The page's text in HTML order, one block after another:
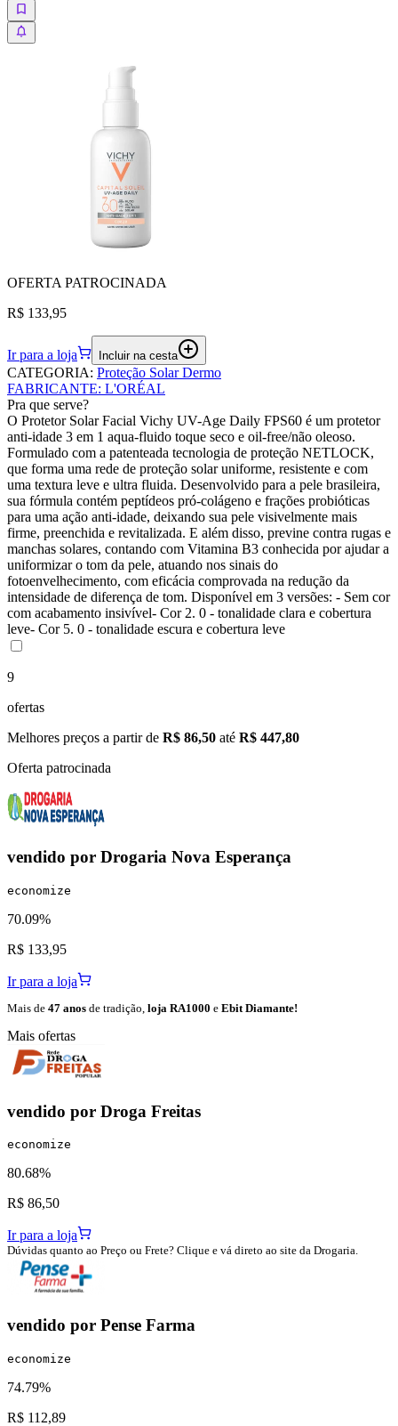
OFERTA PATROCINADA
R$ 133,95
Ir para a loja Incluir na cesta
CATEGORIA: Proteção Solar Dermo
FABRICANTE: L'ORÉAL
Pra que serve?
O Protetor Solar Facial Vichy UV-Age Daily FPS60 é um protetor
anti-idade 3 em 1 aqua-fluido toque seco e oil-free/não oleoso.
Formulado com a patenteada tecnologia de proteção NETLOCK,
que forma uma rede de proteção solar uniforme, resistente e com
uma textura leve e ultra fluida. Desenvolvido para a pele brasileira,
sua fórmula contém peptídeos pró-colágeno e frações probióticas
para uma ação anti-idade, deixando sua pele visivelmente mais
firme, preenchida e revitalizada. E além disso, previne contra rugas e
manchas solares, contando com Vitamina B3 conhecida por ajudar a
uniformizar o tom da pele, atuando nos sinais do
fotoenvelhecimento, com eficácia comprovada na redução da
intensidade de diferença de tom. Disponível em 3 versões: - Sem cor
com acabamento insivível- Cor 2. 0 - tonalidade clara e cobertura
leve- Cor 5. 0 - tonalidade escura e cobertura leve
9
ofertas
Melhores preços a partir de R$ 86,50 até R$ 447,80
Oferta patrocinada
vendido por Drogaria Nova Esperança
economize
70.09%
R$ 133,95
Ir para a loja
Mais de 47 anos de tradição, loja RA1000 e Ebit Diamante!
Mais ofertas
vendido por Droga Freitas
economize
80.68%
R$ 86,50
Ir para a loja
Dúvidas quanto ao Preço ou Frete? Clique e vá direto ao site da Drogaria.
vendido por Pense Farma
economize
74.79%
R$ 112,89